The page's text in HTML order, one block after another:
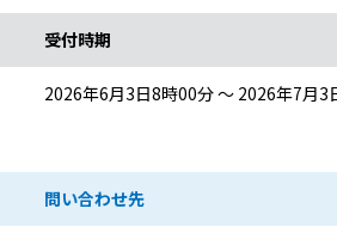
受付時期
2026年6月3日8時00分 ～ 2026年7月3
問い合わせ先